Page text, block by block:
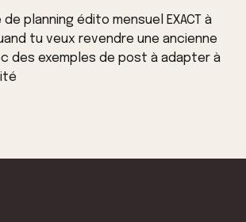
de planning édito mensuel EXACT à
tu veux revendre une ancienne
des exemples de post à adapter à